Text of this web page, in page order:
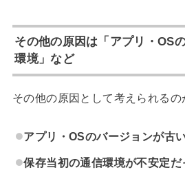
その他の原因は「アプリ・OS
環境」など
その他の原因として考えられるの
アプリ・OSのバージョンが古
保存当初の通信環境が不安定だ